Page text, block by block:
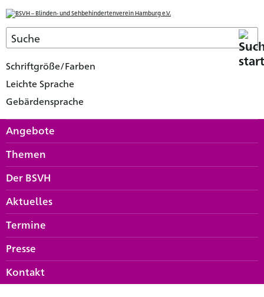
Schriftgröße/Farben
Leichte Sprache
Gebärdensprache
Angebote
Themen
Der BSVH
Aktuelles
Termine
Presse
Kontakt